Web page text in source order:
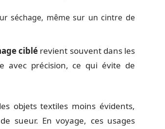
séchage, même sur un cintre de
ciblé revient souvent dans les
avec précision, ce qui évite de
objets textiles moins évidents,
sueur. En voyage, ces usages